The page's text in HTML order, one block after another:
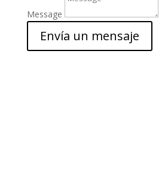
Message
Envía un mensaje